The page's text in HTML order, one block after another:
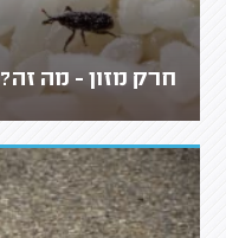
חרק מזון - מה זה?